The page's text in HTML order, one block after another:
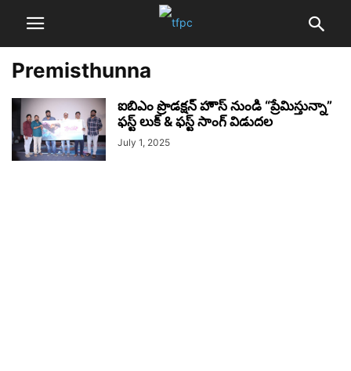
Premisthunna
ఐబిఎం ప్రొడక్షన్ హౌస్ నుండి “ప్రేమిస్తున్నా”
ఫస్ట్ లుక్ & ఫస్ట్ సాంగ్ విడుదల
July 1, 2025